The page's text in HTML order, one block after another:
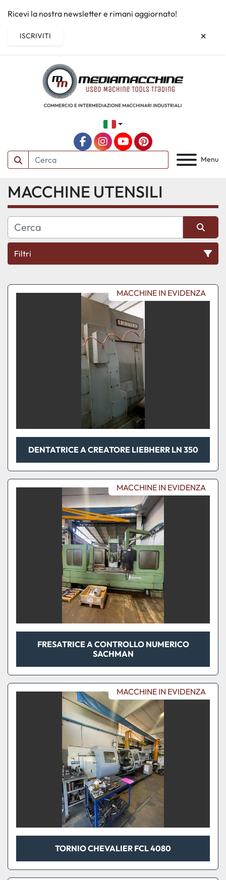
Ricevi la nostra newsletter e rimani aggiornato!
ISCRIVITI
Menu
facebookinstagram
youtubepinterest
MACCHINE UTENSILI
Filtri
Tutte le categorie
Ordina per
MACCHINE IN EVIDENZA
DENTATRICE A CREATORE LIEBHERR LN 350
MACCHINE IN EVIDENZA
FRESATRICE A CONTROLLO NUMERICO
SACHMAN
MACCHINE IN EVIDENZA
TORNIO CHEVALIER FCL 4080